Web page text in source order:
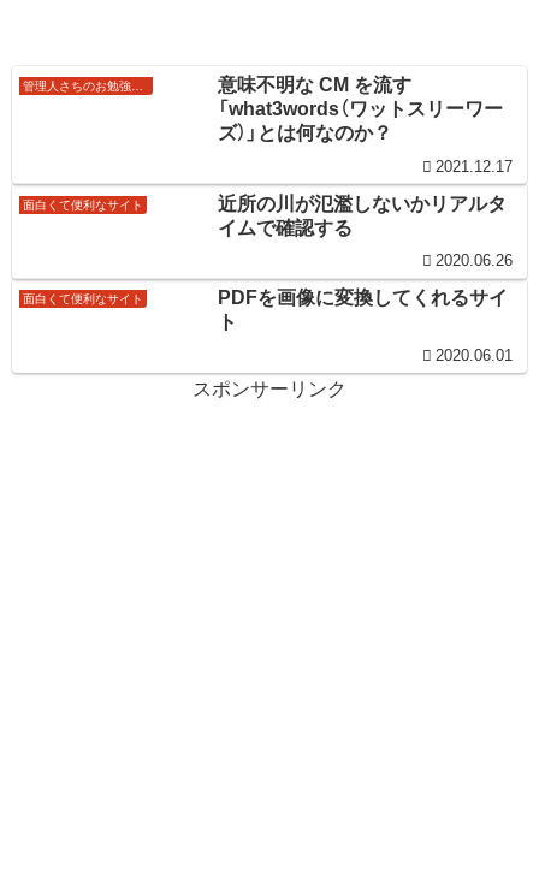
意味不明な CM を流す
「what3words（ワットスリーワー
ズ）」とは何なのか？
2021.12.17
面白くて便利なサイト
近所の川が氾濫しないかリアルタ
イムで確認する
2020.06.26
面白くて便利なサイト
PDFを画像に変換してくれるサイ
ト
2020.06.01
スポンサーリンク